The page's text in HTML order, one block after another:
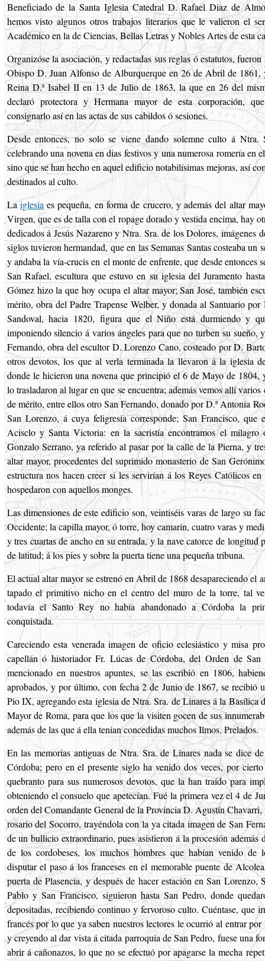
Beneficiado de la Santa Iglesia Catedral D. Rafael Diaz de
hemos visto algunos otros trabajos literarios que le valieron el
Académico en la de Ciencias, Bellas Letras y Nobles Artes de esta
Organizóse la asociación, y redactadas sus reglas ó estatutos,
Obispo D. Juan Alfonso de Alburquerque en 26 de Abril de 1861,
Reina D.ª Isabel II en 13 de Julio de 1863, la que en 26 del
declaró protectora y Hermana mayor de esta corporación,
consignarlo así en las actas de sus cabildos ó sesiones.
Desde entonces, no solo se viene dando solemne culto á Ntra.
celebrando una novena en dias festivos y una numerosa romería en
sino que se han hecho en aquel edificio notabilísimas mejoras, así
destinados al culto.
Laiglesia es pequeña, en forma de crucero, y además del altar
Virgen, que es de talla con el ropage dorado y vestida encima, hay
dedicados á Jesús Nazareno y Ntra. Sra. de los Dolores, imágenes
siglos tuvieron hermandad, que en las Semanas Santas costeaba un
y andaba la vía-crucis en el monte de enfrente, que desde entonces
San Rafael, escultura que estuvo en su iglesia del Juramento
Gómez hizo la que hoy ocupa el altar mayor; San José, también
mérito, obra del Padre Trapense Welber, y donada al Santuario por
Sandoval, hacia 1820, figura que el Niño está durmiendo y
imponiendo silencio á varios ángeles para que no turben su sueño,
Fernando, obra del escultor D. Lorenzo Cano, costeado por D.
otros devotos, los que al verla terminada la llevaron á la iglesia
donde le hicieron una novena que principió el 6 de Mayo de 1804,
lo trasladaron al lugar en que se encuentra; además vemos allí varios
de mérito, entre ellos otro San Fernando, donado por D.ª Antonia
San Lorenzo, á cuya feligresía corresponde; San Francisco, que
Acisclo y Santa Victoria: en la sacristía encontramos el
Gonzalo Serrano, ya referido al pasar por la calle de la Pierna, y
altar mayor, procedentes del suprimido monasterio de San
estructura nos hacen creer si les servirían á los Reyes Católicos en
hospedaron con aquellos monges.
Las dimensiones de este edificio son, veintiséis varas de largo su
Occidente; la capilla mayor, ó torre, hoy camarín, cuatro varas y
y tres cuartas de ancho en su entrada, y la nave catorce de longitud
de latitud; á los pies y sobre la puerta tiene una pequeña tribuna.
El actual altar mayor se estrenó en Abril de 1868 desapareciendo el
tapado el primitivo nicho en el centro del muro de la torre, tal
todavía el Santo Rey no había abandonado a Córdoba la
conquistada.
Careciendo esta venerada imagen de oficio eclesiástico y misa
capellán ó historiador Fr. Lúcas de Córdoba, del Orden de
mencionado en nuestros apuntes, se las escribió en 1806,
aprobados, y por último, con fecha 2 de Junio de 1867, se recibió
Pio IX, agregando esta iglesia de Ntra. Sra. de Linares á la Basílica
Mayor de Roma, para que los que la visiten gocen de sus
además de las que á ella tenian concedidas muchos Ilmos. Prelados.
En las memorias antiguas de Ntra. Sra. de Linares nada se dice
Córdoba; pero en el presente siglo ha venido dos veces, por
quebranto para sus numerosos devotos, que la han traído para
obteniendo el consuelo que apetecían. Fué la primera vez el 4 de
orden del Comandante General de la Provincia D. Agustín
rosario del Socorro, trayéndola con la ya citada imagen de San
de un bullicio extraordinario, pues asistieron á la procesión además
de los cordobeses, los muchos hombres que habían venido de
disputar el paso á los franceses en el memorable puente de
puerta de Plasencia, y después de hacer estación en San Lorenzo,
Pablo y San Francisco, siguieron hasta San Pedro, donde
depositadas, recibiendo continuo y fervoroso culto. Cuéntase, que
francés por lo que ya saben nuestros lectores le ocurrió al entrar
y creyendo al dar vista á citada parroquia de San Pedro, fuese una
abrir á cañonazos, lo que no se efectuó por apagarse la mecha